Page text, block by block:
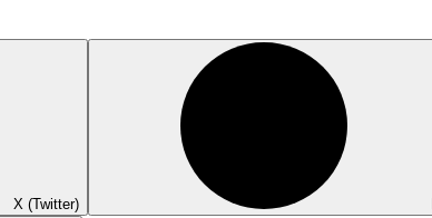
X (Twitter)